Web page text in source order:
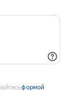
формой